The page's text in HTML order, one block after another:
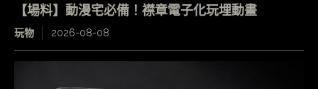
【場料】動漫宅必備！襟章電子化玩埋動畫
玩物 2026-08-08